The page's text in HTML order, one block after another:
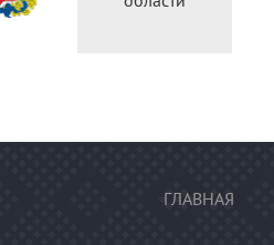
ГЛАВНАЯ